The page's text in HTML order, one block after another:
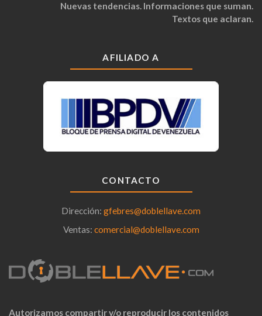
Nuevas tendencias. Informaciones que suman.
Textos que aclaran.
AFILIADO A
CONTACTO
Dirección: gfebres@doblellave.com
Ventas: comercial@doblellave.com
Autorizamos compartir y/o reproducir los contenidos